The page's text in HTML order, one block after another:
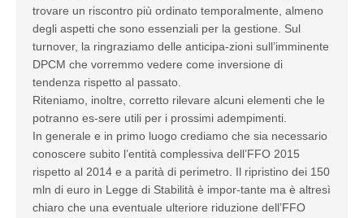
trovare un riscontro più ordinato temporalmente, almeno
degli aspetti che sono essenziali per la gestione. Sul
turnover, la ringraziamo delle anticipa-zioni sull’imminente
DPCM che vorremmo vedere come inversione di
tendenza rispetto al passato.
Riteniamo, inoltre, corretto rilevare alcuni elementi che le
potranno es-sere utili per i prossimi adempimenti.
In generale e in primo luogo crediamo che sia necessario
conoscere subito l’entità complessiva dell’FFO 2015
rispetto al 2014 e a parità di perimetro. Il ripristino dei 150
mln di euro in Legge di Stabilità è impor-tante ma è altresì
chiaro che una eventuale ulteriore riduzione dell’FFO